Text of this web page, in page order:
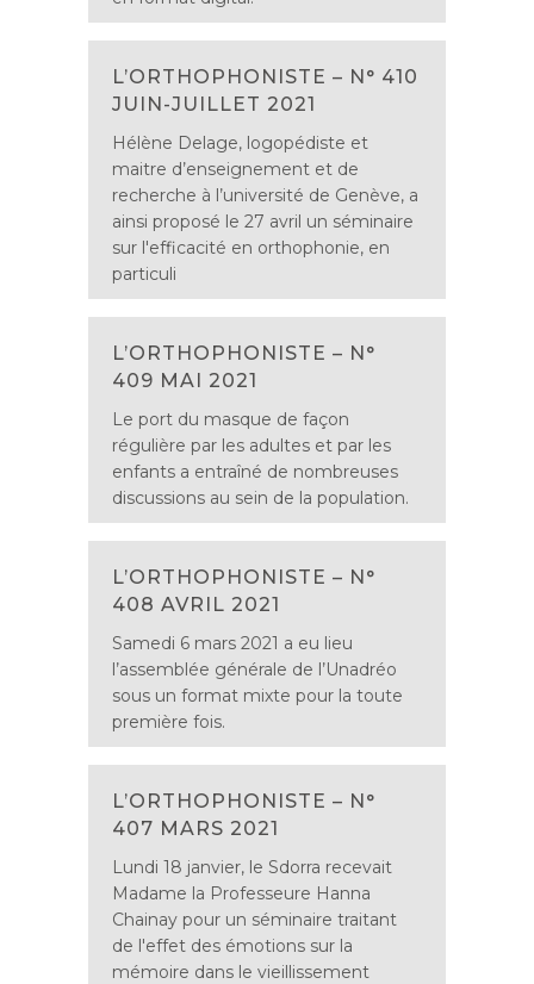
L’ORTHOPHONISTE – N° 410
JUIN-JUILLET 2021
Hélène Delage, logopédiste et
maitre d’enseignement et de
recherche à l’université de Genève, a
ainsi proposé le 27 avril un séminaire
sur l'efficacité en orthophonie, en
particuli
L’ORTHOPHONISTE – N°
409 MAI 2021
Le port du masque de façon
régulière par les adultes et par les
enfants a entraîné de nombreuses
discussions au sein de la population.
L’ORTHOPHONISTE – N°
408 AVRIL 2021
Samedi 6 mars 2021 a eu lieu
l’assemblée générale de l’Unadréo
sous un format mixte pour la toute
première fois.
L’ORTHOPHONISTE – N°
407 MARS 2021
Lundi 18 janvier, le Sdorra recevait
Madame la Professeure Hanna
Chainay pour un séminaire traitant
de l'effet des émotions sur la
mémoire dans le vieillissement